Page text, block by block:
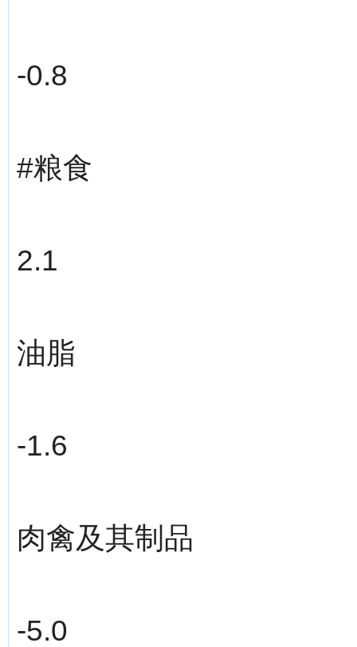
-0.8
#粮食
2.1
油脂
-1.6
肉禽及其制品
-5.0